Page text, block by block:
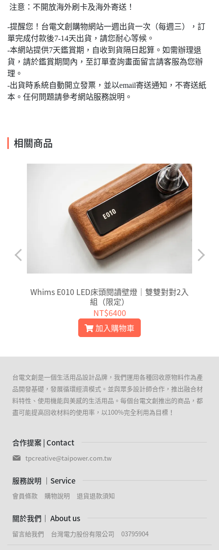
注意：不開放海外刷卡及海外寄送！
-提醒您！台電文創購物網站一週出貨一次（每週三），訂
單完成付款後7-14天出貨，請您耐心等候。
-本網站提供7天鑑賞期，自收到貨隔日起算。如需辦理退
貨，請於鑑賞期間內，至訂單查詢畫面留言請客服為您辦
理。
-出貨時系統自動開立發票，並以email寄送通知，不寄送紙
本。任何問題請參考網站服務說明。
相關商品
Whims E010 LED床頭閱讀壁燈｜雙雙對對2入
組（限定）
NT$6400
加入購物車
合作提案 | Contact
tpcreative@taipower.com.tw
服務說明 ｜Service
會員條款 購物說明 退貨退款須知
關於我們｜ About us
留言給我們 台灣電力股份有限公司 03795904
台電文創是一個生活用品設計品牌，我們運用各種回收原物料作為產
品開發基礎，發展循環經濟模式。並與眾多設計師合作，推出融合材
料特性、使用機能與美感的生活用品。每個台電文創推出的商品，都
盡可能提高回收材料的使用率，以100%完全利用為目標！